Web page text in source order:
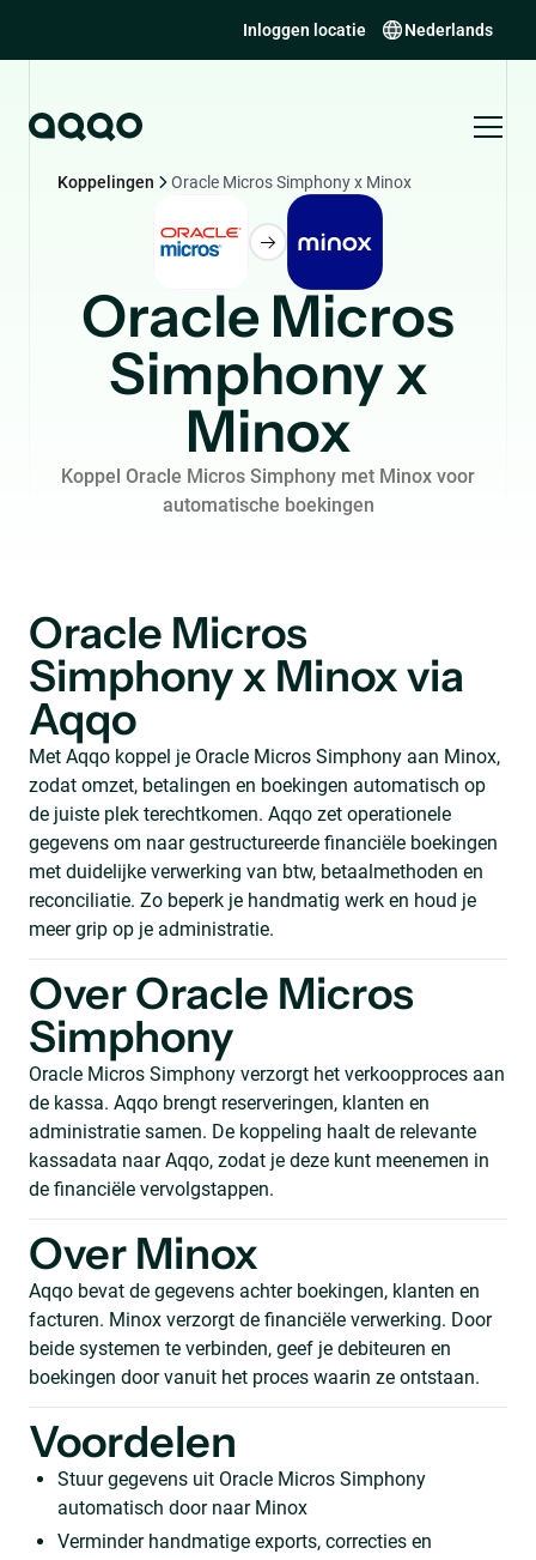
Inloggen locatie Nederlands
Koppelingen Oracle Micros Simphony x Minox
Oracle Micros
Simphony x
Minox
Koppel Oracle Micros Simphony met Minox voor
automatische boekingen
Oracle Micros
Simphony x Minox via
Aqqo
Met Aqqo koppel je Oracle Micros Simphony aan Minox,
zodat omzet, betalingen en boekingen automatisch op
de juiste plek terechtkomen. Aqqo zet operationele
gegevens om naar gestructureerde financiële boekingen
met duidelijke verwerking van btw, betaalmethoden en
reconciliatie. Zo beperk je handmatig werk en houd je
meer grip op je administratie.
Over Oracle Micros
Simphony
Oracle Micros Simphony verzorgt het verkoopproces aan
de kassa. Aqqo brengt reserveringen, klanten en
administratie samen. De koppeling haalt de relevante
kassadata naar Aqqo, zodat je deze kunt meenemen in
de financiële vervolgstappen.
Over Minox
Aqqo bevat de gegevens achter boekingen, klanten en
facturen. Minox verzorgt de financiële verwerking. Door
beide systemen te verbinden, geef je debiteuren en
boekingen door vanuit het proces waarin ze ontstaan.
Voordelen
Stuur gegevens uit Oracle Micros Simphony
automatisch door naar Minox
Verminder handmatige exports, correcties en